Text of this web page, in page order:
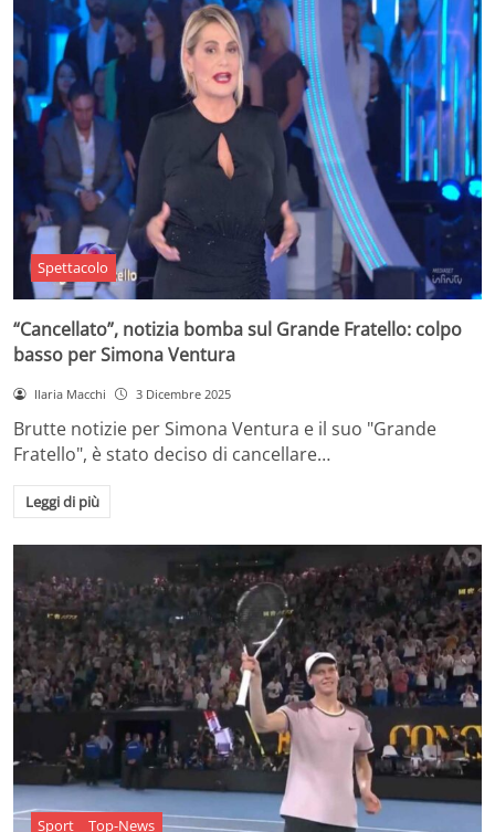
Spettacolo
“Cancellato”, notizia bomba sul Grande Fratello: colpo
basso per Simona Ventura
Ilaria Macchi 3 Dicembre 2025
Brutte notizie per Simona Ventura e il suo "Grande
Fratello", è stato deciso di cancellare…
Leggi di più
Sport Top-News